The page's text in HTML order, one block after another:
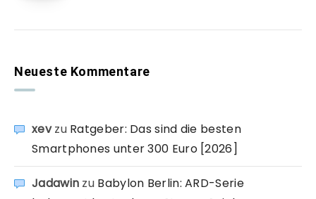
Neueste Kommentare
xevzu Ratgeber: Das sind die besten
Smartphones unter 300 Euro [2026]
Jadawin zu Babylon Berlin: ARD-Serie